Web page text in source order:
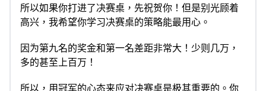
所以如果你打进了决赛桌，先祝贺你！但是别光顾着
高兴，我希望你学习决赛桌的策略能最用心。
因为第九名的奖金和第一名差距非常大！少则几万，
多的甚至上百万！
所以，用冠军的心态来应对决赛桌是极其重要的。你